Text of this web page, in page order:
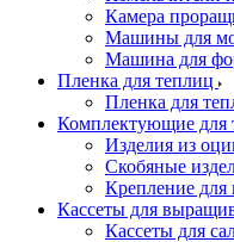
Камера
Машины для
Машина для
Пленка для теплиц
Пленка для
Комплектующие для
Изделия из
Скобяные
Крепление для
Кассеты для
Кассеты для